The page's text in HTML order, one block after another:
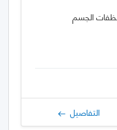
الجسم
التفاصيل